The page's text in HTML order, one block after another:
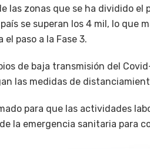
las zonas que se ha dividido el
se superan los 4 mil, lo que
paso a la Fase 3.
de baja transmisión del
las medidas de
para que las actividades
la emergencia sanitaria para